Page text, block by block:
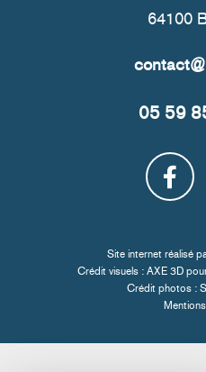
64100
05 59
Site internet réalisé
Crédit visuels : AXE 3D
Crédit photos :